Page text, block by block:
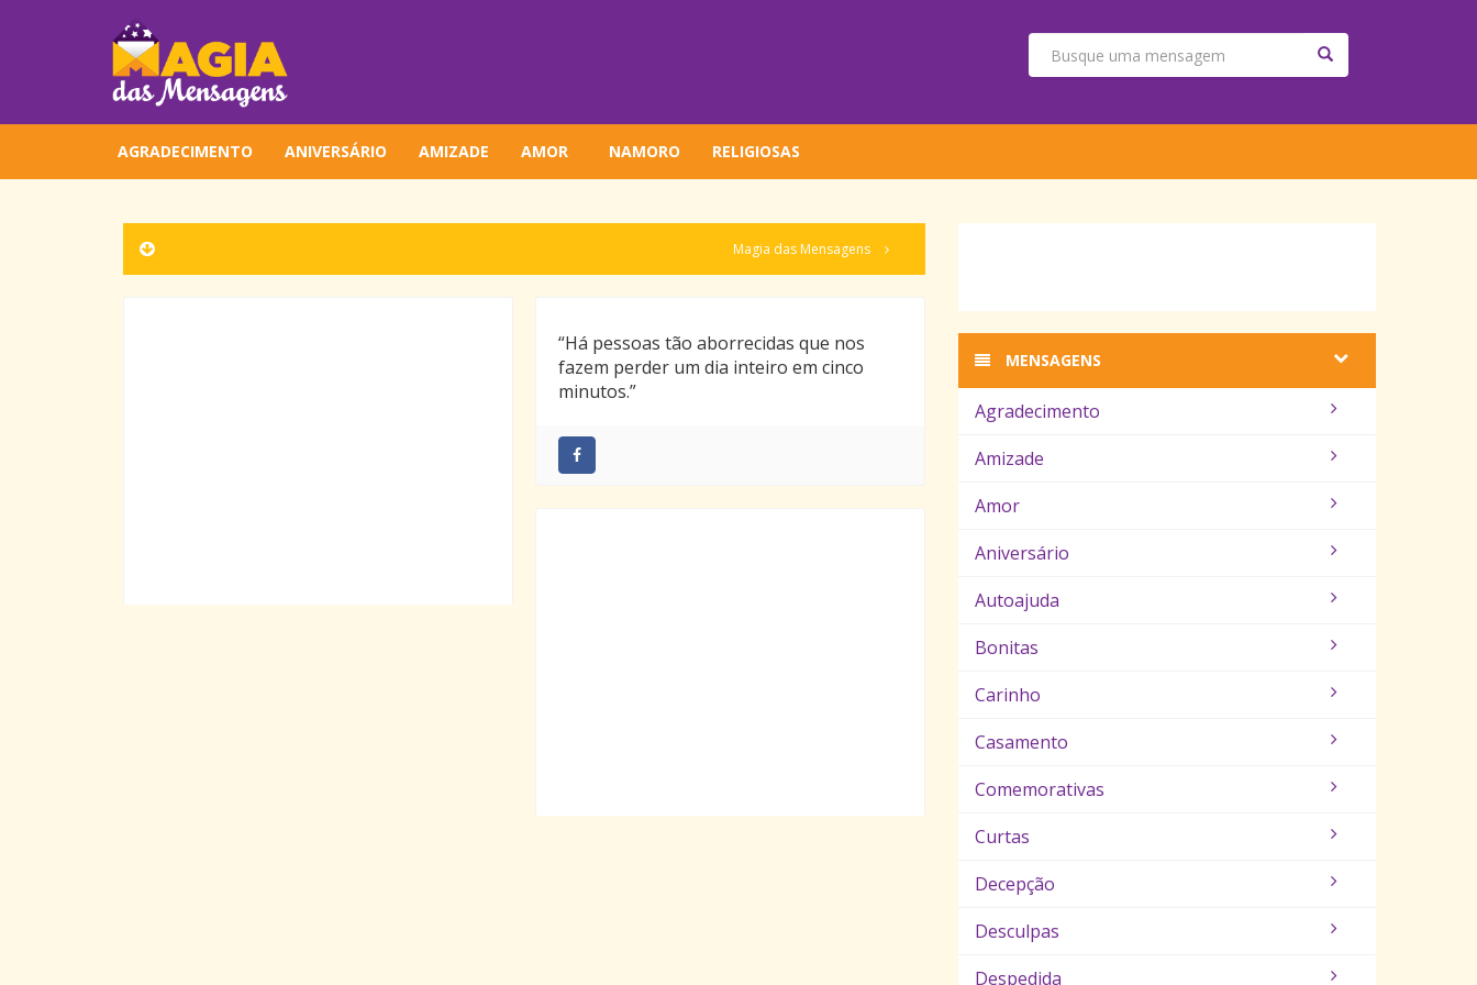
AGRADECIMENTO ANIVERSÁRIO AMIZADE AMOR NAMORO RELIGIOSAS
Magia das Mensagens
“Há pessoas tão aborrecidas que nos
fazem perder um dia inteiro em cinco
minutos.”
MENSAGENS
Agradecimento
Amizade
Amor
Aniversário
Autoajuda
Bonitas
Carinho
Casamento
Comemorativas
Curtas
Decepção
Desculpas
Despedida